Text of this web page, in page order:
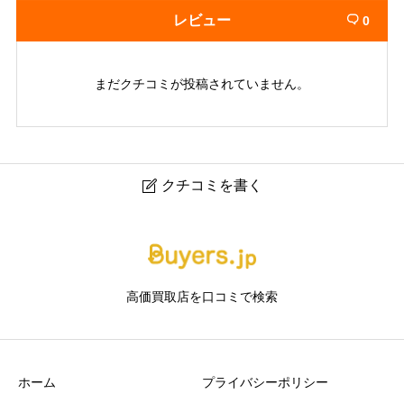
レビュー  0
まだクチコミが投稿されていません。
 クチコミを書く
専門店
高価買取店を口コミで検索
ホーム プライバシーポリシー